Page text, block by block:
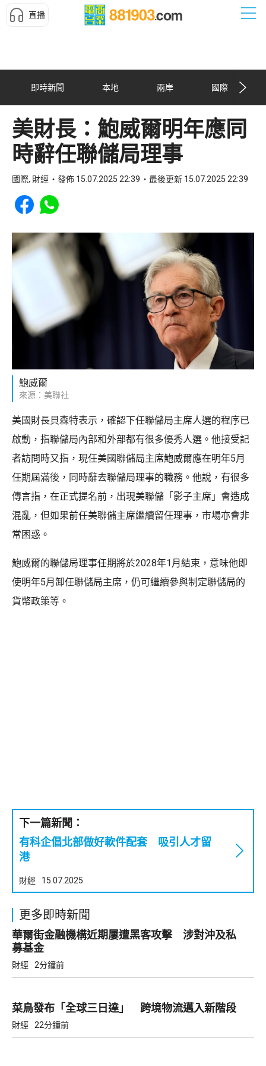
直播
即時新聞 本地 兩岸 國際
美財長：鮑威爾明年應同
時辭任聯儲局理事
國際, 財經 發佈 15.07.2025 22:39 最後更新 15.07.2025 22:39
Share to Facebook
Share to WhatsApp
鮑威爾
來源：美聯社
美國財長貝森特表示，確認下任聯儲局主席人選的程序已
啟動，指聯儲局內部和外部都有很多優秀人選。他接受記
者訪問時又指，現任美國聯儲局主席鮑威爾應在明年5月
任期屆滿後，同時辭去聯儲局理事的職務。他說，有很多
傳言指，在正式提名前，出現美聯儲「影子主席」會造成
混亂，但如果前任美聯儲主席繼續留任理事，市場亦會非
常困惑。
鮑威爾的聯儲局理事任期將於2028年1月結束，意味他即
使明年5月卸任聯儲局主席，仍可繼續參與制定聯儲局的
貨幣政策等。
下一篇新聞：
有科企倡北部做好軟件配套 吸引人才留
港
財經 15.07.2025
更多即時新聞
華爾街金融機構近期屢遭黑客攻擊 涉對沖及私
募基金
財經 2分鐘前
菜鳥發布「全球三日達」 跨境物流邁入新階段
財經 22分鐘前